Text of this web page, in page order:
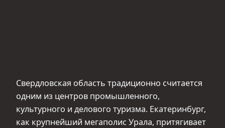
Свердловская область традиционно считается
одним из центров промышленного,
культурного и делового туризма. Екатеринбург,
как крупнейший мегаполис Урала, притягивает